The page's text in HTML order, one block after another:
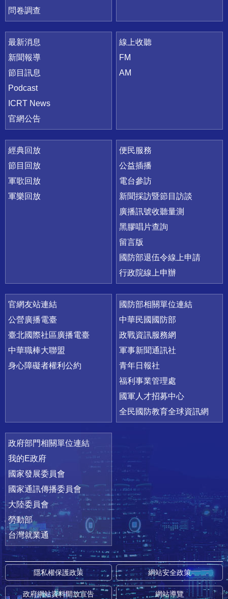
問卷調查
最新消息
新聞報導
節目訊息
Podcast
ICRT News
官網公告
線上收聽
FM
AM
經典回放
節目回放
軍歌回放
軍樂回放
便民服務
公益插播
電台參訪
新聞採訪暨節目訪談
廣播訊號收聽量測
黑膠唱片查詢
留言版
國防部退伍令線上申請
行政院線上申辦
官網友站連結
公營廣播電臺
臺北國際社區廣播電臺
中華職棒大聯盟
身心障礙者權利公約
國防部相關單位連結
中華民國國防部
政戰資訊服務網
軍事新聞通訊社
青年日報社
福利事業管理處
國軍人才招募中心
全民國防教育全球資訊網
政府部門相關單位連結
我的E政府
國家發展委員會
國家通訊傳播委員會
大陸委員會
勞動部
台灣就業通
隱私權保護政策 網站安全政策
政府網站資料開放宣告 網站導覽